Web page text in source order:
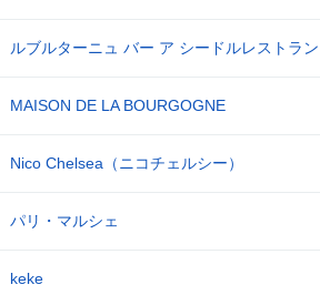
ルブルターニュ バー ア シードルレストラン
MAISON DE LA BOURGOGNE
Nico Chelsea（ニコチェルシー）
パリ・マルシェ
keke